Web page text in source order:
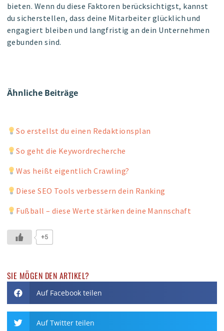
bieten. Wenn du diese Faktoren berücksichtigst, kannst
du sicherstellen, dass deine Mitarbeiter glücklich und
engagiert bleiben und langfristig an dein Unternehmen
gebunden sind.
Ähnliche Beiträge
So erstellst du einen Redaktionsplan
So geht die Keywordrecherche
Was heißt eigentlich Crawling?
Diese SEO Tools verbessern dein Ranking
Fußball – diese Werte stärken deine Mannschaft
+5
SIE MÖGEN DEN ARTIKEL?
Auf Facebook teilen
Auf Twitter teilen